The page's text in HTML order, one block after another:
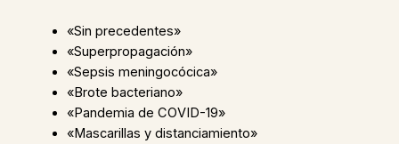
«Sin precedentes»
«Superpropagación»
«Sepsis meningocócica»
«Brote bacteriano»
«Pandemia de COVID-19»
«Mascarillas y distanciamiento»